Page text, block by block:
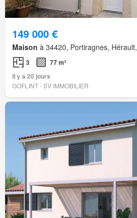
149 000 €
Maison à 34420, Portiragnes,
3
77 m²
Il y a 20 jours
GOFLINT - SV IMMOBILIER